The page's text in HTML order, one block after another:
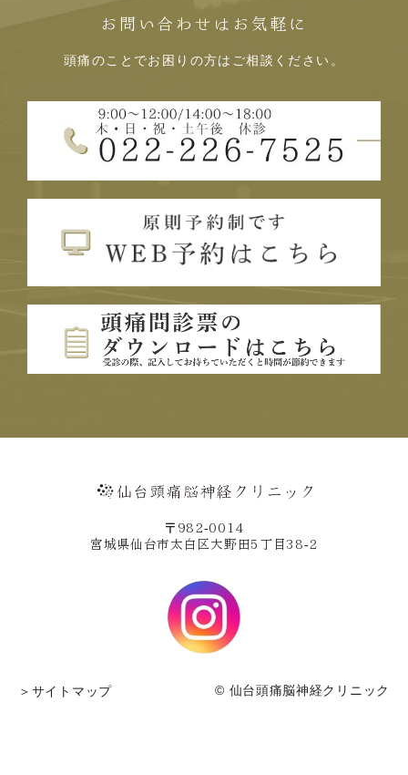
お問い合わせはお気軽に
頭痛のことでお困りの方はご相談ください。
〒982-0014
宮城県仙台市太白区大野田5丁目38-2
＞サイトマップ © 仙台頭痛脳神経クリニック